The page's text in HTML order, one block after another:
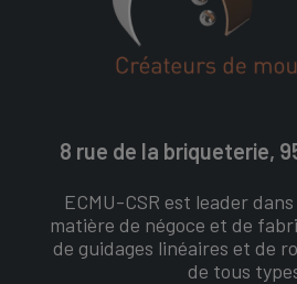
8 rue de la briqueterie,
ECMU-CSR est leader
matière de négoce et de
de guidages linéaires et de
de tous